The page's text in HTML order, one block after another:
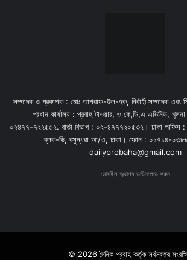
সম্পাদক ও প্রকাশক : মোঃ আশরাফ-উল-হক, নির্বাহী সম্পাদক এবং
প্রধান কার্যালয় : প্রবাহ টাওয়ার, ৩ কে,ডি,এ এভিনিউ,
০২৪৭৭-৭২২৫৫২. বার্তা বিভাগ : ০২-৪৭৭৭২০৫৩২। ঢাকা
ব্লক-ডি, বসুন্ধরা আ/এ, ঢাকা। ফোন : ০১৭১৪-
dailyprobaha@gmail.com
মোবাইল অ্যাপস ডাউনলোড করুন
© 2026 দৈনিক প্রবাহ কর্তৃক সর্বস্বত্ব